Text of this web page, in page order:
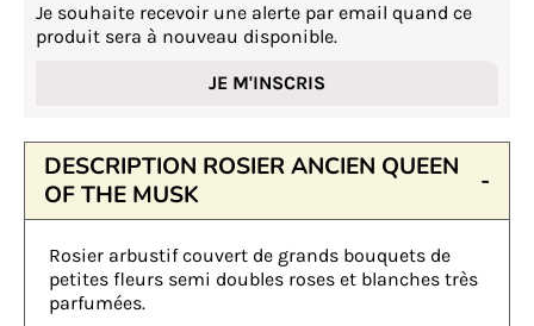
Je souhaite recevoir une alerte par email quand ce
produit sera à nouveau disponible.
JE M'INSCRIS
DESCRIPTION ROSIER ANCIEN QUEEN
OF THE MUSK
Rosier arbustif couvert de grands bouquets de
petites fleurs semi doubles roses et blanches très
parfumées.